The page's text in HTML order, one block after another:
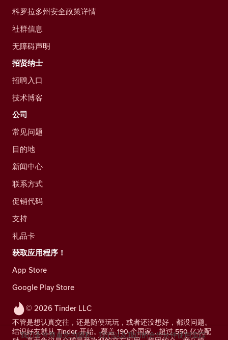
© 2026 Tinder LLC
不管是想认真交往，还是随便玩玩，或者还没想好，都没问题。
结识好友就从 Tinder 开始。覆盖 190 个国家，超过 550 亿次配
科罗拉多州安全政策详情
社群信息
无障碍声明
招贤纳士
招聘入口
技术博客
公司
常见问题
目的地
新闻中心
联系方式
促销代码
支持
礼品卡
获取应用程序！
App Store
Google Play Store
我们非常尊重您的隐私。我们以及我们的合作伙伴使用追踪